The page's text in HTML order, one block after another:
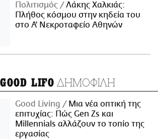
Πολιτισμός
Λάκης Χαλκιάς:
Πλήθος κόσμου στην κηδεία του
στο Α' Νεκροταφείο Αθηνών
LIFO ΔΗΜΟΦΙΛΗ
Good Living
Μια νέα οπτική της
επιτυχίας: Πώς Gen Zs και
Millennials αλλάζουν το τοπίο της
εργασίας